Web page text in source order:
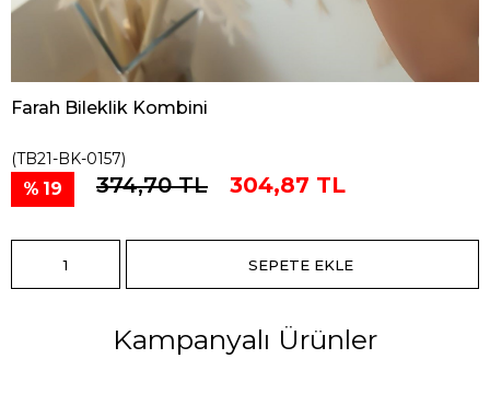
Farah Bileklik Kombini
(TB21-BK-0157)
19 374,70 TL 304,87 TL
Kampanyalı Ürünler